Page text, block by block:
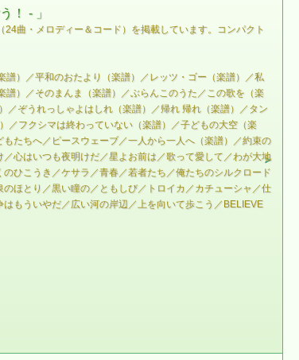
！ - 」
曲・メロディー＆コード）を掲載しています。コンパクト
）／平和のおたより（楽譜）／レッツ・ゴー（楽譜）／私
）／そのまんま（楽譜）／ぶらんこのうた／この歌を（楽
ぞうれっしゃよはしれ（楽譜）／帰れ 帰れ（楽譜）／タン
／フクシマは終わっていない（楽譜）／子どもの大空（楽
たちへ／ピースウェーブ／一人から一人へ（楽譜）／約束の
心はいつも夜明けだ／星よお前は／歌って愛して／わが大地
ひこうき／ケサラ／青春／若者たち／俺たちのシルクロード
ほとり／黒い瞳の／ともしび／トロイカ／カチューシャ／仕
もういやだ／広い河の岸辺／上を向いて歩こう／BELIEVE